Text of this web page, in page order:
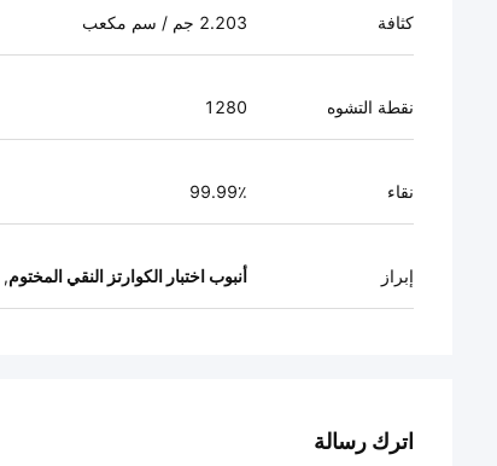
كثافة 2.203 جم / سم مكعب
نقطة التشوه 1280
نقاء 99.99٪
إبراز أنبوب اختبار الكوارتز النقي المختوم,
اترك رسالة